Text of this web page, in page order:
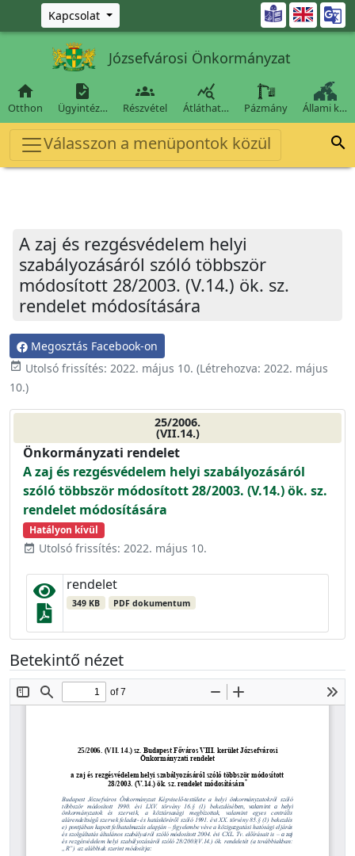
Ugrás a fő tartalomra
Kapcsolat 
Józsefvárosi Önkormányzat

Otthon

Ügyintéz…

Részvétel

Átláthat… Pázmány Állami k…
Válasszon a menüpontok közül 
A zaj és rezgésvédelem helyi
szabályozásáról szóló többször
módosított 28/2003. (V.14.) ök. sz.
rendelet módosítására
Megosztás Facebook-on
event_available Utolsó frissítés: 2022. május 10. (Létrehozva: 2022. május
10.)
25/2006.
(VII.14.)
Önkormányzati rendelet
A zaj és rezgésvédelem helyi szabályozásáról
szóló többször módosított 28/2003. (V.14.) ök. sz.
rendelet módosítására
Hatályon kívül
event_available Utolsó frissítés: 2022. május 10.
rendelet
349 KB PDF dokumentum
Betekintő nézet